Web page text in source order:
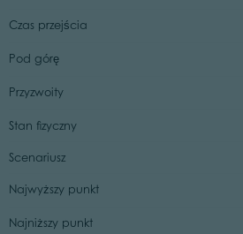
Czas przejścia
Pod górę
Przyzwoity
Stan fizyczny
Scenariusz
Najwyższy punkt
Najniższy punkt